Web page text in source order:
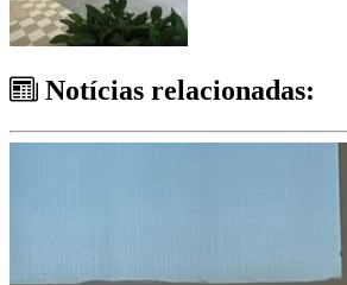
Notícias relacionadas: